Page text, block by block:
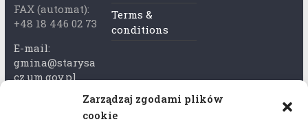
Zarządzaj zgodami plików
cookie
FAX (automat):
+48 18 446 02 73
E-mail:
gmina@starysa
cz.um.gov.pl
Adres skrzynki
Terms &
conditions